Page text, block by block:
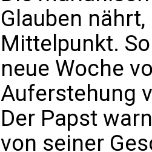
Glauben
Mittelpunkt.
neue Woche
Auferstehung
Der Papst
von seiner